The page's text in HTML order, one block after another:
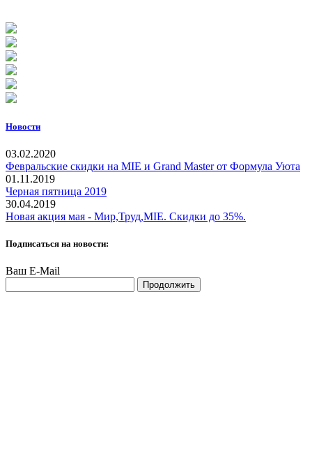
Новости
03.02.2020
Февральские скидки на MIE и Grand Master от Формула Уюта
01.11.2019
Черная пятница 2019
30.04.2019
Новая акция мая - Мир,Труд,MIE. Скидки до 35%.
Подписаться на новости:
Ваш E-Mail
Продолжить